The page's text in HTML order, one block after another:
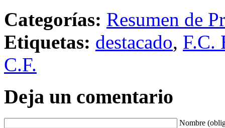
Categorías: Resumen de
Etiquetas: destacado, F.C.
C.F.
Deja un comentario
Nombre